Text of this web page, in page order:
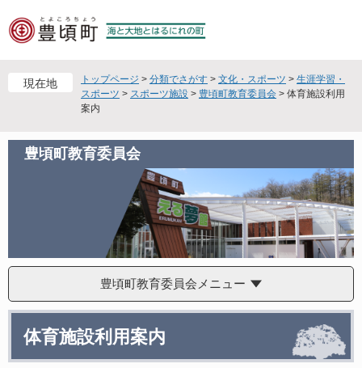
ー
。
ニ
て
現在地 トップページ > 分類でさがす > 文化・スポーツ > 生涯学習・
スポーツ > スポーツ施設 > 豊頃町教育委員会 > 体育施設利用
案内
豊頃町教育委員会
豊頃町教育委員会メニュー
体育施設利用案内